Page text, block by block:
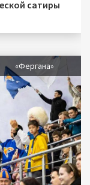
сатиры
«Фергана»